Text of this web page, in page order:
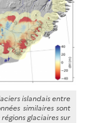
islandais entre
similaires sont
glaciaires sur